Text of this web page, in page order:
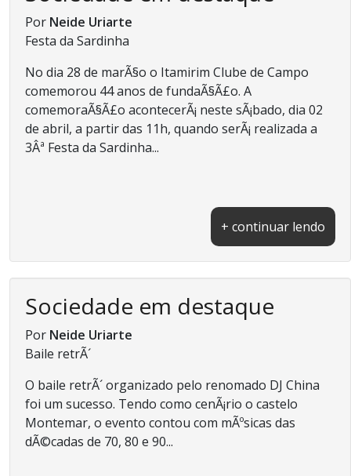
Por Neide Uriarte
Festa da Sardinha
No dia 28 de marÃ§o o Itamirim Clube de Campo
comemorou 44 anos de fundaÃ§Ã£o. A
comemoraÃ§Ã£o acontecerÃ¡ neste sÃ¡bado, dia 02
de abril, a partir das 11h, quando serÃ¡ realizada a
3Âª Festa da Sardinha...
+ continuar lendo
Sociedade em destaque
Por Neide Uriarte
Baile retrÃ´
O baile retrÃ´ organizado pelo renomado DJ China
foi um sucesso. Tendo como cenÃ¡rio o castelo
Montemar, o evento contou com mÃºsicas das
dÃ©cadas de 70, 80 e 90...